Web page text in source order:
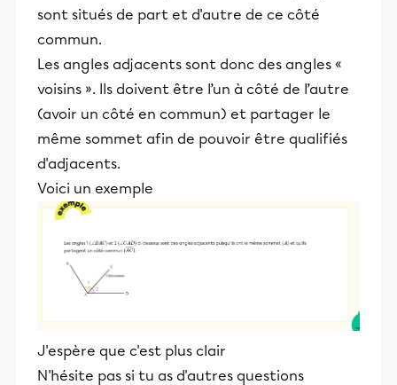
sont situés de part et d'autre de ce côté
commun.
Les angles adjacents sont donc des angles «
voisins ». Ils doivent être l’un à côté de l’autre
(avoir un côté en commun) et partager le
même sommet afin de pouvoir être qualifiés
d'adjacents.
Voici un exemple
J'espère que c'est plus clair
N'hésite pas si tu as d'autres questions